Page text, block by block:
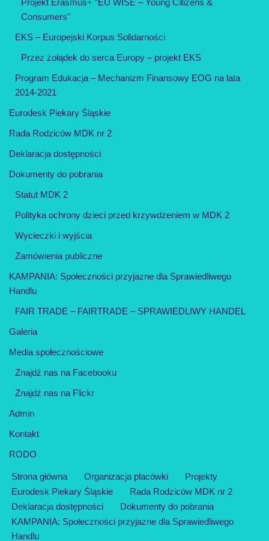
Projekt Erasmus+ “EU WISE – Young Citizens &
Consumers”
EKS – Europejski Korpus Solidarności
Przez żołądek do serca Europy – projekt EKS
Program Edukacja – Mechanizm Finansowy EOG na lata
2014-2021
Eurodesk Piekary Śląskie
Rada Rodziców MDK nr 2
Deklaracja dostępności
Dokumenty do pobrania
Statut MDK 2
Polityka ochrony dzieci przed krzywdzeniem w MDK 2
Wycieczki i wyjścia
Zamówienia publiczne
KAMPANIA: Społeczności przyjazne dla Sprawiedliwego
Handlu
FAIR TRADE – FAIRTRADE – SPRAWIEDLIWY HANDEL
Galeria
Media społecznościowe
Znajdź nas na Facebooku
Znajdź nas na Flickr
Admin
Kontakt
RODO
Strona główna Organizacja placówki
Projekty
Eurodesk Piekary Śląskie
Rada Rodziców MDK nr 2
Deklaracja dostępności
Dokumenty do pobrania
KAMPANIA: Społeczności przyjazne dla Sprawiedliwego
Handlu